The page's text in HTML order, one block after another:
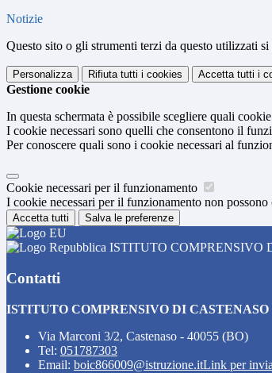
Notizie
Questo sito o gli strumenti terzi da questo utilizzati
Personalizza Rifiuta tutti i cookies Accetta tutti i
Gestione cookie
In questa schermata è possibile scegliere quali
I cookie necessari sono quelli che consentono il
Per conoscere quali sono i cookie necessari al
Cookie necessari per il funzionamento
I cookie necessari per il funzionamento non
Accetta tutti Salva le preferenze
ISTITUTO COMPRENSIVO
Contatti
ISTITUTO COMPRENSIVO DI CASTENASO
Via Marconi 3/2, Castenaso - 40055 (BO)
Tel: 051787303
Email: boic866009@istruzione.itLink per